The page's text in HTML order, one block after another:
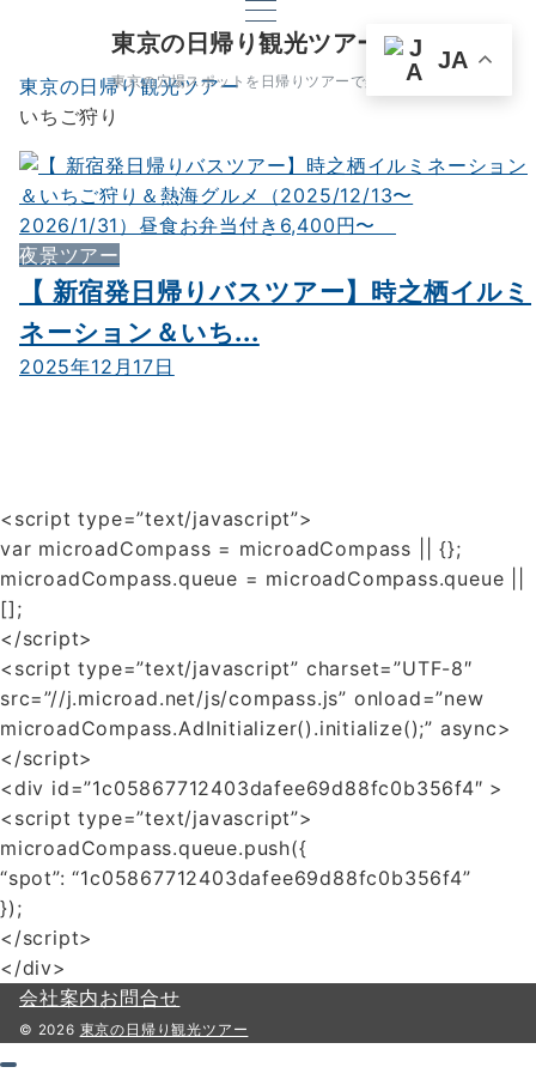
東京の日帰り観光ツアー
東京の穴場スポットを日帰りツアーで楽しもう
東京の日帰り観光ツアー
いちご狩り
夜景ツアー
【 新宿発日帰りバスツアー】時之栖イルミ
ネーション＆いち...
2025年12月17日
<script type=”text/javascript”>
var microadCompass = microadCompass || {};
microadCompass.queue = microadCompass.queue ||
[];
</script>
<script type=”text/javascript” charset=”UTF-8″
src=”//j.microad.net/js/compass.js” onload=”new
microadCompass.AdInitializer().initialize();” async>
</script>
<div id=”1c05867712403dafee69d88fc0b356f4″ >
<script type=”text/javascript”>
microadCompass.queue.push({
“spot”: “1c05867712403dafee69d88fc0b356f4”
});
</script>
</div>
会社案内お問合せ
© 2026 東京の日帰り観光ツアー
JA